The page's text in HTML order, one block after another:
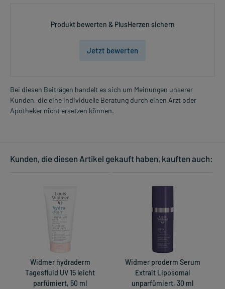
Produkt bewerten & PlusHerzen sichern
Jetzt bewerten
Bei diesen Beiträgen handelt es sich um Meinungen unserer
Kunden, die eine individuelle Beratung durch einen Arzt oder
Apotheker nicht ersetzen können.
Kunden, die diesen Artikel gekauft haben, kauften auch:
Widmer hydraderm
Tagesfluid UV 15 leicht
parfümiert, 50 ml
Widmer proderm Serum
Extrait Liposomal
unparfümiert, 30 ml